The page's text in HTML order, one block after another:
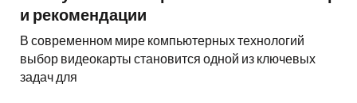
и рекомендации
В современном мире компьютерных технологий
выбор видеокарты становится одной из ключевых
задач для